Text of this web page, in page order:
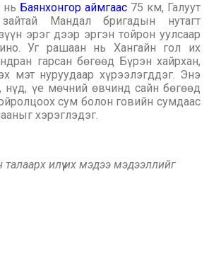
нь Баянхонгор аймгаас 75 км, Галуут
Мандал бригадын нутагт
эрэг дээр эргэн тойрон уулсаар
Уг рашаан нь Хангайн гол их
гарсан бөгөөд Бүрэн хайрхан,
мэт нуруудаар хүрээлэгддэг. Энэ
нүд, үе мөчний өвчинд сайн бөгөөд
сум болон говийн сумдаас
хэрэглэдэг.
илүү их мэдээ мэдээллийг